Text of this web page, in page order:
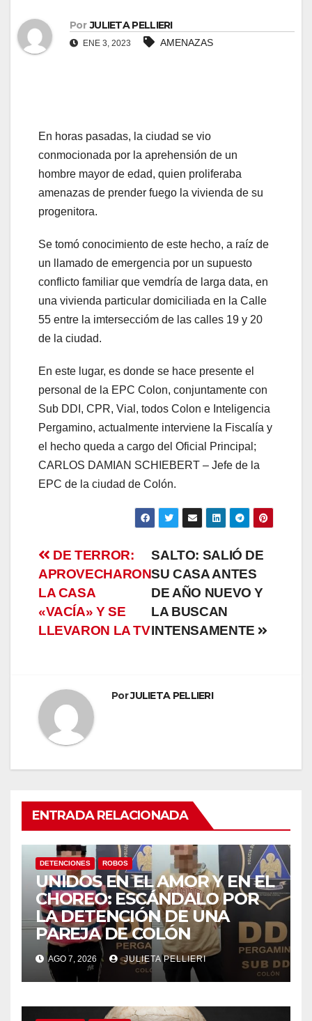
Por JULIETA PELLIERI
ENE 3, 2023 AMENAZAS
En horas pasadas, la ciudad se vio
conmocionada por la aprehensión de un
hombre mayor de edad, quien proliferaba
amenazas de prender fuego la vivienda de su
progenitora.
Se tomó conocimiento de este hecho, a raíz de
un llamado de emergencia por un supuesto
conflicto familiar que vemdría de larga data, en
una vivienda particular domiciliada en la Calle
55 entre la imterseccióm de las calles 19 y 20
de la ciudad.
En este lugar, es donde se hace presente el
personal de la EPC Colon, conjuntamente con
Sub DDI, CPR, Vial, todos Colon e Inteligencia
Pergamino, actualmente interviene la Fiscalía y
el hecho queda a cargo del Oficial Principal;
CARLOS DAMIAN SCHIEBERT – Jefe de la
EPC de la ciudad de Colón.
Navegación
de
entradas
SALTO: SALIÓ DE
SU CASA ANTES
DE AÑO NUEVO Y
LA BUSCAN
INTENSAMENTE
DE TERROR:
APROVECHARON
LA CASA
«VACÍA» Y SE
LLEVARON LA TV
PorJULIETA PELLIERI
ENTRADA RELACIONADA
DETENCIONES ROBOS
UNIDOS EN EL AMOR Y EN EL
CHOREO: ESCÁNDALO POR
LA DETENCIÓN DE UNA
PAREJA DE COLÓN
AGO 7, 2026 JULIETA PELLIERI